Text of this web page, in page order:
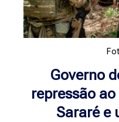
Governo
repressão
Sararé e